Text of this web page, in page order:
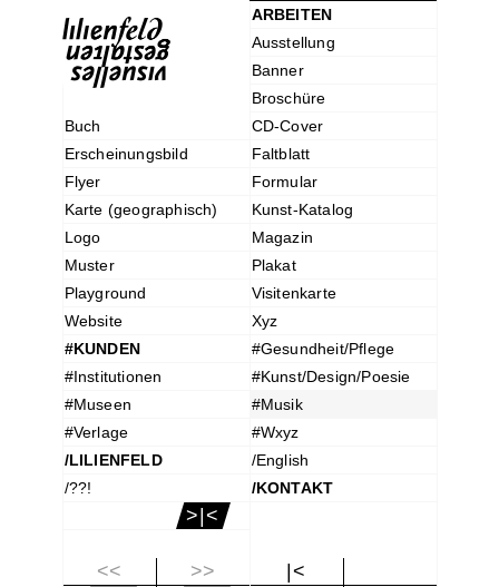
ARBEITEN
Ausstellung
Banner
Broschüre
Buch
CD-Cover
Erscheinungsbild
Faltblatt
Flyer
Formular
Karte (geographisch)
Kunst-Katalog
Logo
Magazin
Muster
Plakat
Playground
Visitenkarte
Website
Xyz
#KUNDEN
#Gesundheit/Pflege
#Institutionen
#Kunst/Design/Poesie
#Museen
#Musik
#Verlage
#Wxyz
/LILIENFELD
/English
/??!
/KONTAKT
>|<
<<
>>
|<